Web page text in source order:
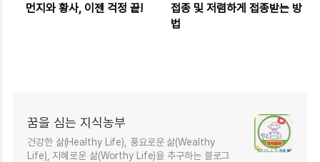
먼지와 황사, 이젠 걱정 끝!
접종 및 저렴하게 접종받는 방
법
꿈을 심는 지식농부
건강한 삶(Healthy Life), 풍요로운 삶(Wealthy
Life), 지혜로운 삶(Worthy Life)을 추구하는 블로그